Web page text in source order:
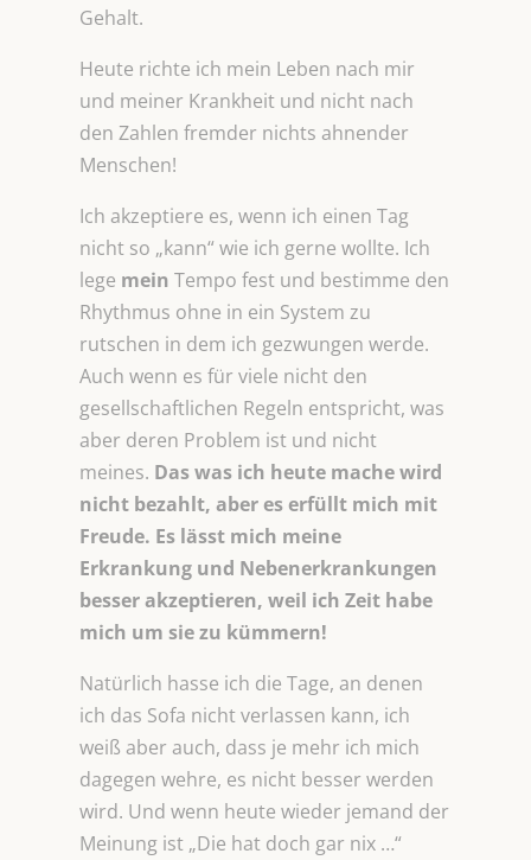
Gehalt.
Heute richte ich mein Leben nach mir
und meiner Krankheit und nicht nach
den Zahlen fremder nichts ahnender
Menschen!
Ich akzeptiere es, wenn ich einen Tag
nicht so „kann“ wie ich gerne wollte. Ich
lege mein Tempo fest und bestimme den
Rhythmus ohne in ein System zu
rutschen in dem ich gezwungen werde.
Auch wenn es für viele nicht den
gesellschaftlichen Regeln entspricht, was
aber deren Problem ist und nicht
meines. Das was ich heute mache wird
nicht bezahlt, aber es erfüllt mich mit
Freude. Es lässt mich meine
Erkrankung und Nebenerkrankungen
besser akzeptieren, weil ich Zeit habe
mich um sie zu kümmern!
Natürlich hasse ich die Tage, an denen
ich das Sofa nicht verlassen kann, ich
weiß aber auch, dass je mehr ich mich
dagegen wehre, es nicht besser werden
wird. Und wenn heute wieder jemand der
Meinung ist „Die hat doch gar nix …“